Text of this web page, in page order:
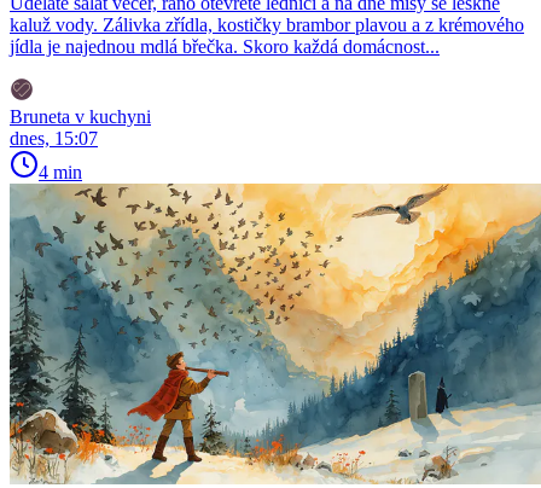
kaluž vody. Zálivka zřídla, kostičky brambor plavou a z krémového
jídla je najednou mdlá břečka. Skoro každá domácnost...
Bruneta v kuchyni
dnes, 15:07
4 min